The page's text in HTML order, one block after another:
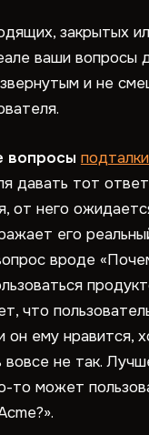
закрытых
ваши вопросы
и не
вопросы
давать тот
от него
его
вроде
что
он ему нравится,
не так.
то может